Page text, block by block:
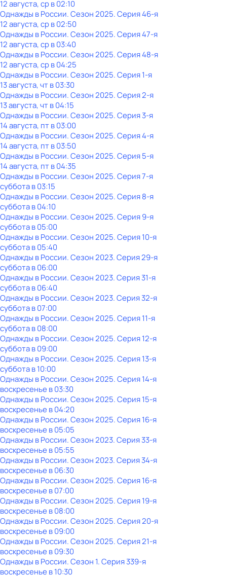
12 августа, ср в 02:10
Однажды в России. Сезон 2025. Серия 46-я
12 августа, ср в 02:50
Однажды в России. Сезон 2025. Серия 47-я
12 августа, ср в 03:40
Однажды в России. Сезон 2025. Серия 48-я
12 августа, ср в 04:25
Однажды в России. Сезон 2025. Серия 1-я
13 августа, чт в 03:30
Однажды в России. Сезон 2025. Серия 2-я
13 августа, чт в 04:15
Однажды в России. Сезон 2025. Серия 3-я
14 августа, пт в 03:00
Однажды в России. Сезон 2025. Серия 4-я
14 августа, пт в 03:50
Однажды в России. Сезон 2025. Серия 5-я
14 августа, пт в 04:35
Однажды в России. Сезон 2025. Серия 7-я
субботав03:15
Однажды в России. Сезон 2025. Серия 8-я
субботав04:10
Однажды в России. Сезон 2025. Серия 9-я
субботав05:00
Однажды в России. Сезон 2025. Серия 10-я
субботав05:40
Однажды в России. Сезон 2023. Серия 29-я
субботав06:00
Однажды в России. Сезон 2023. Серия 31-я
субботав06:40
Однажды в России. Сезон 2023. Серия 32-я
субботав07:00
Однажды в России. Сезон 2025. Серия 11-я
субботав08:00
Однажды в России. Сезон 2025. Серия 12-я
субботав09:00
Однажды в России. Сезон 2025. Серия 13-я
субботав10:00
Однажды в России. Сезон 2025. Серия 14-я
воскресенье в03:30
Однажды в России. Сезон 2025. Серия 15-я
воскресенье в04:20
Однажды в России. Сезон 2025. Серия 16-я
воскресенье в05:05
Однажды в России. Сезон 2023. Серия 33-я
воскресенье в05:55
Однажды в России. Сезон 2023. Серия 34-я
воскресенье в06:30
Однажды в России. Сезон 2025. Серия 16-я
воскресенье в07:00
Однажды в России. Сезон 2025. Серия 19-я
воскресенье в08:00
Однажды в России. Сезон 2025. Серия 20-я
воскресенье в09:00
Однажды в России. Сезон 2025. Серия 21-я
воскресенье в09:30
Однажды в России. Сезон 1. Серия 339-я
воскресенье в10:30